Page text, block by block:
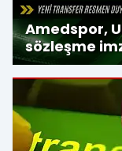
Amedspor,
sözleşme